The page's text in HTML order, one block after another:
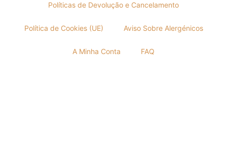
Políticas de Devolução e Cancelamento
Política de Cookies (UE) Aviso Sobre Alergénicos
A Minha Conta FAQ